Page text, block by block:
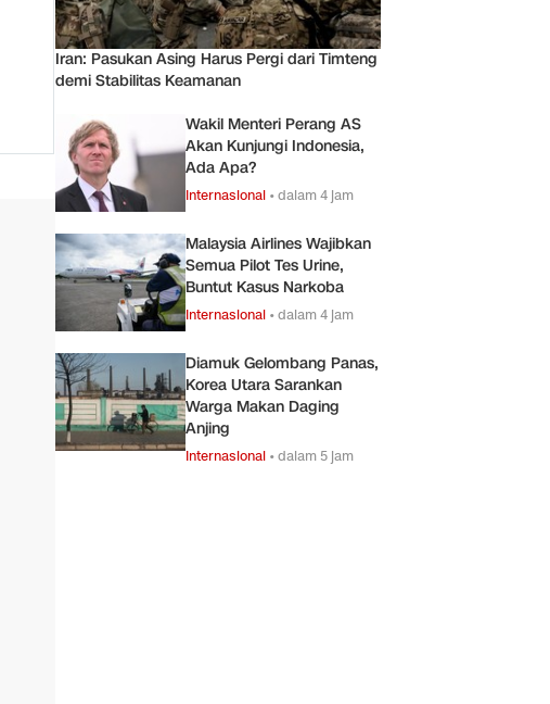
Iran: Pasukan Asing Harus Pergi dari Timteng
demi Stabilitas Keamanan
Wakil Menteri Perang AS
Akan Kunjungi Indonesia,
Ada Apa?
Internasional •dalam 4 jam
Malaysia Airlines Wajibkan
Semua Pilot Tes Urine,
Buntut Kasus Narkoba
Internasional •dalam 4 jam
Diamuk Gelombang Panas,
Korea Utara Sarankan
Warga Makan Daging
Anjing
Internasional •dalam 5 jam